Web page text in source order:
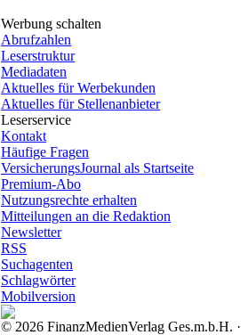
Werbung schalten
Abrufzahlen
Leserstruktur
Mediadaten
Aktuelles für Werbekunden
Aktuelles für Stellenanbieter
Leserservice
Kontakt
Häufige Fragen
VersicherungsJournal als Startseite
Premium-Abo
Nutzungsrechte erhalten
Mitteilungen an die Redaktion
Newsletter
RSS
Suchagenten
Schlagwörter
Mobilversion
© 2026 FinanzMedienVerlag Ges.m.b.H. ·